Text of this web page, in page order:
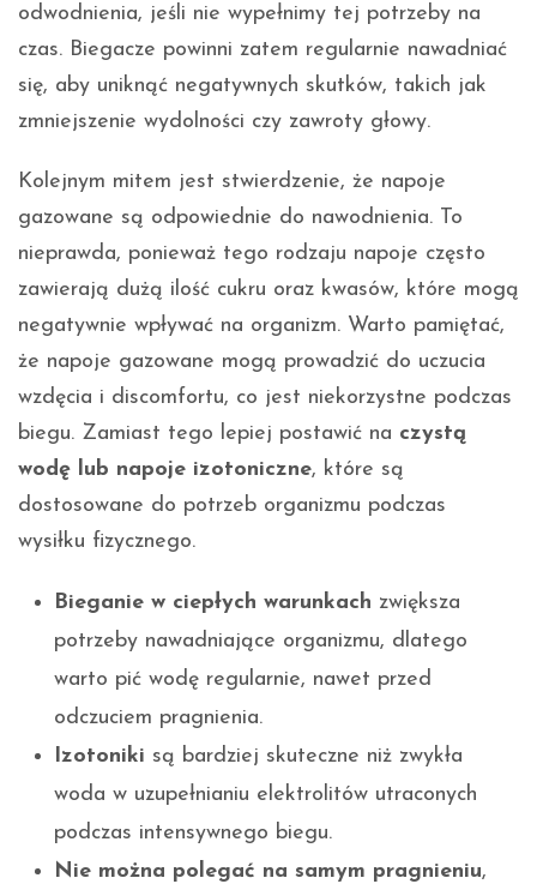
odwodnienia, jeśli nie wypełnimy tej potrzeby na
czas. Biegacze powinni zatem regularnie nawadniać
się, aby uniknąć negatywnych skutków, takich jak
zmniejszenie wydolności czy zawroty głowy.
Kolejnym mitem jest stwierdzenie, że napoje
gazowane są odpowiednie do nawodnienia. To
nieprawda, ponieważ tego rodzaju napoje często
zawierają dużą ilość cukru oraz kwasów, które mogą
negatywnie wpływać na organizm. Warto pamiętać,
że napoje gazowane mogą prowadzić do uczucia
wzdęcia i discomfortu, co jest niekorzystne podczas
biegu. Zamiast tego lepiej postawić na czystą
wodę lub napoje izotoniczne, które są
dostosowane do potrzeb organizmu podczas
wysiłku fizycznego.
Bieganie w ciepłych warunkach zwiększa
potrzeby nawadniające organizmu, dlatego
warto pić wodę regularnie, nawet przed
odczuciem pragnienia.
Izotoniki są bardziej skuteczne niż zwykła
woda w uzupełnianiu elektrolitów utraconych
podczas intensywnego biegu.
Nie można polegać na samym pragnieniu,